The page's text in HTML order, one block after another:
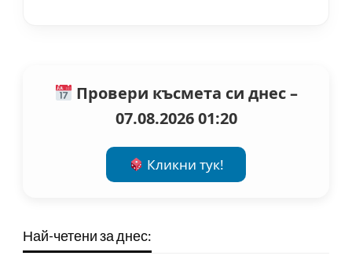
Провери късмета си днес –
07.08.2026 01:20
Кликни тук!
Най-четени за днес: